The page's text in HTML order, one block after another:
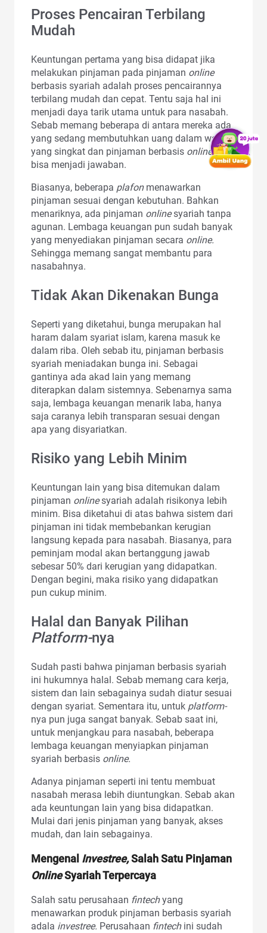
Proses Pencairan Terbilang
Mudah
Keuntungan pertama yang bisa didapat jika
melakukan pinjaman pada pinjaman online
berbasis syariah adalah proses pencairannya
terbilang mudah dan cepat. Tentu saja hal ini
menjadi daya tarik utama untuk para nasabah.
Sebab memang beberapa di antara mereka ada
yang sedang membutuhkan uang dalam waktu
yang singkat dan pinjaman berbasis onlineini
bisa menjadi jawaban.
Biasanya, beberapa plafon menawarkan
pinjaman sesuai dengan kebutuhan. Bahkan
menariknya, ada pinjaman onlinesyariah tanpa
agunan. Lembaga keuangan pun sudah banyak
yang menyediakan pinjaman secara online.
Sehingga memang sangat membantu para
nasabahnya.
Tidak Akan Dikenakan Bunga
Seperti yang diketahui, bunga merupakan hal
haram dalam syariat islam, karena masuk ke
dalam riba. Oleh sebab itu, pinjaman berbasis
syariah meniadakan bunga ini. Sebagai
gantinya ada akad lain yang memang
diterapkan dalam sistemnya. Sebenarnya sama
saja, lembaga keuangan menarik laba, hanya
saja caranya lebih transparan sesuai dengan
apa yang disyariatkan.
Risiko yang Lebih Minim
Keuntungan lain yang bisa ditemukan dalam
pinjaman onlinesyariah adalah risikonya lebih
minim. Bisa diketahui di atas bahwa sistem dari
pinjaman ini tidak membebankan kerugian
langsung kepada para nasabah. Biasanya, para
peminjam modal akan bertanggung jawab
sebesar 50% dari kerugian yang didapatkan.
Dengan begini, maka risiko yang didapatkan
pun cukup minim.
Halal dan Banyak Pilihan
Platform-nya
Sudah pasti bahwa pinjaman berbasis syariah
ini hukumnya halal. Sebab memang cara kerja,
sistem dan lain sebagainya sudah diatur sesuai
dengan syariat. Sementara itu, untuk platform-
nya pun juga sangat banyak. Sebab saat ini,
untuk menjangkau para nasabah, beberapa
lembaga keuangan menyiapkan pinjaman
syariah berbasis online.
Adanya pinjaman seperti ini tentu membuat
nasabah merasa lebih diuntungkan. Sebab akan
ada keuntungan lain yang bisa didapatkan.
Mulai dari jenis pinjaman yang banyak, akses
mudah, dan lain sebagainya.
Mengenal Investree,Salah Satu Pinjaman
OnlineSyariah Terpercaya
Salah satu perusahaan fintechyang
menawarkan produk pinjaman berbasis syariah
adala investree. Perusahaan fintech ini sudah